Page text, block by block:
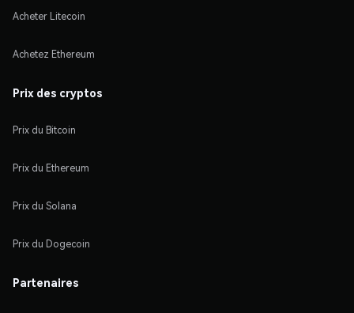
Acheter Litecoin
Achetez Ethereum
Prix des cryptos
Prix du Bitcoin
Prix du Ethereum
Prix du Solana
Prix du Dogecoin
Partenaires